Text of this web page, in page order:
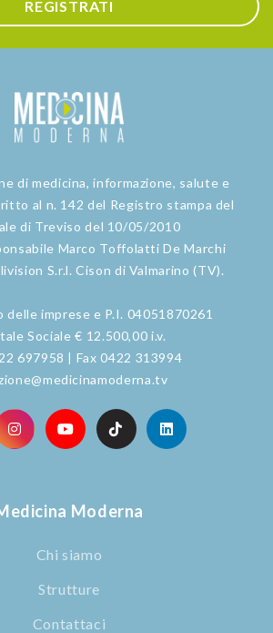
REGISTRATI
di medicina, informazione, salute e
al n. 142 del Registro stampa del
di Treviso del 10/05/2010
Marco Toffolatti De Marchi
S.r.l. Cison di Valmarino (TV).
delle imprese e P.I. 04051870261
Sociale € 12.500,00 i.v.
697958 | Fax 0422 313994
Moderna
Chi siamo
Strutture
Contattaci